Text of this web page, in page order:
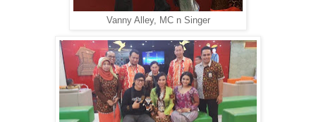
Vanny Alley, MC n Singer